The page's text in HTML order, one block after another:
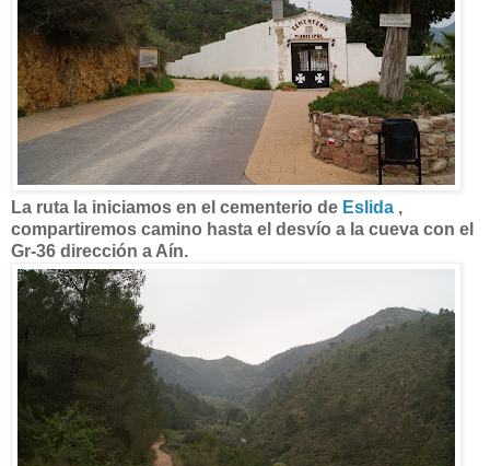
La ruta la iniciamos en el cementerio de Eslida ,
compartiremos camino hasta el desvío a la cueva con el
Gr-36 dirección a Aín.